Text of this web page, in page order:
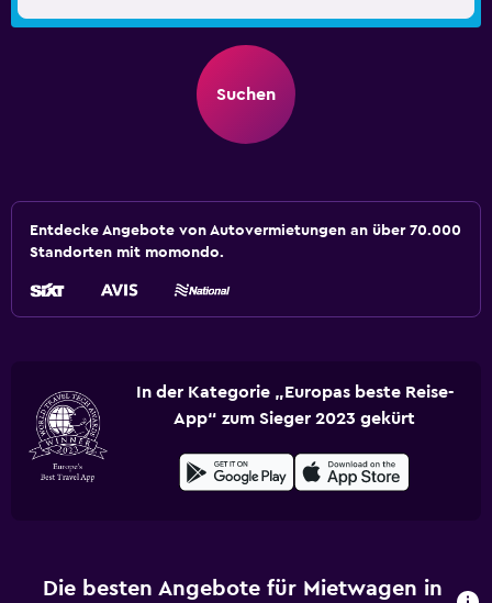
Suchen
Entdecke Angebote von Autovermietungen an über 70.000
Standorten mit momondo.
In der Kategorie „Europas beste Reise-
App“ zum Sieger 2023 gekürt
Die besten Angebote für Mietwagen in